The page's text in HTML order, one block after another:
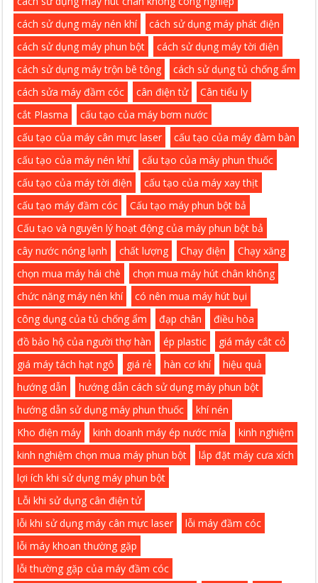
cách sử dụng máy nén khí
cách sử dụng máy phát điện
cách sử dụng máy phun bột
cách sử dụng máy tời điện
cách sử dụng máy trộn bê tông
cách sử dụng tủ chống ẩm
cách sửa máy đầm cóc
cân điện tử
Cân tiểu ly
cắt Plasma
cấu tạo của máy bơm nước
cấu tạo của máy cân mực laser
cấu tạo của máy đàm bàn
cấu tạo của máy nén khí
cấu tạo của máy phun thuốc
cấu tạo của máy tời điện
cấu tạo của máy xay thịt
cấu tạo máy đầm cóc
Cấu tạo máy phun bột bả
Cấu tạo và nguyên lý hoạt động của máy phun bột bả
cây nước nóng lạnh
chất lượng Chạy điện
Chạy xăng
chọn mua máy hái chè
chọn mua máy hút chân không
chức năng máy nén khí
có nên mua máy hút bụi
công dụng của tủ chống ẩm
đạp chân
điều hòa
đồ bảo hộ của người thợ hàn
ép plastic
giá máy cắt cỏ
giá máy tách hạt ngô
giá rẻ hàn cơ khí
hiệu quả
hướng dẫn
hướng dẫn cách sử dụng máy phun bột
hướng dẫn sử dụng máy phun thuốc
khí nén
Kho điện máy
kinh doanh máy ép nước mía
kinh nghiệm
kinh nghiệm chọn mua máy phun bột
lắp đặt máy cưa xích
lợi ích khi sử dụng máy phun bột
Lỗi khi sử dụng cân điện tử
lỗi khi sử dụng máy cân mực laser
lỗi máy đầm cóc
lỗi máy khoan thường gặp
lỗi thường gặp của máy đầm cóc